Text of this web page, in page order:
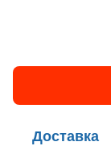
Доставка